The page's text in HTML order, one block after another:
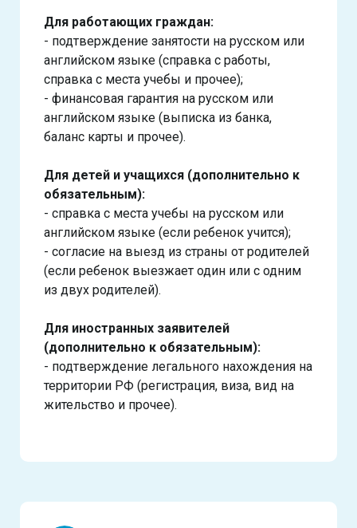
Для работающих граждан:
- подтверждение занятости на русском или
английском языке (справка с работы,
справка с места учебы и прочее);
- финансовая гарантия на русском или
английском языке (выписка из банка,
баланс карты и прочее).
Для детей и учащихся (дополнительно к
обязательным):
- справка с места учебы на русском или
английском языке (если ребенок учится);
- согласие на выезд из страны от родителей
(если ребенок выезжает один или с одним
из двух родителей).
Для иностранных заявителей
(дополнительно к обязательным):
- подтверждение легального нахождения на
территории РФ (регистрация, виза, вид на
жительство и прочее).